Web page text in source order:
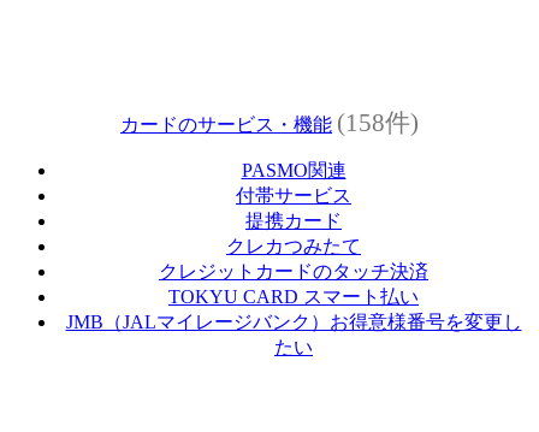
カードのサービス・機能 (158件)
PASMO関連
付帯サービス
提携カード
クレカつみたて
クレジットカードのタッチ決済
TOKYU CARD スマート払い
JMB（JALマイレージバンク）お得意様番号を変更し
たい